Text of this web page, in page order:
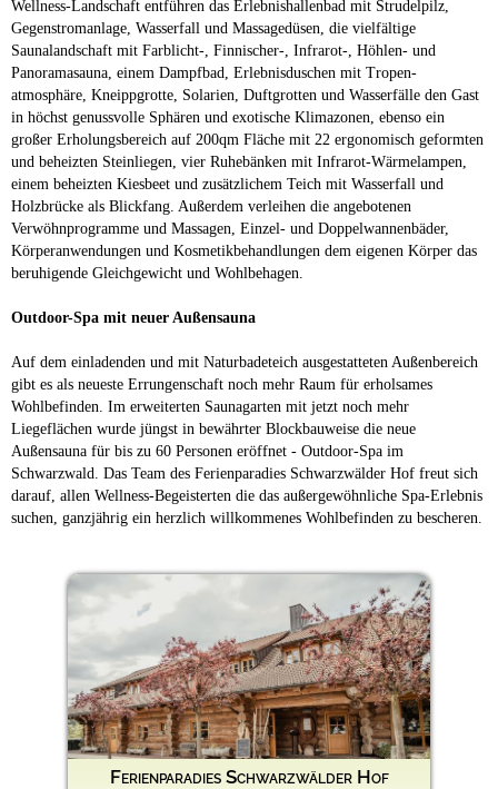
Wellness-Landschaft entführen das Erlebnishallenbad mit Strudelpilz,
Gegenstromanlage, Wasserfall und Massagedüsen, die vielfältige
Saunalandschaft mit Farblicht-, Finnischer-, Infrarot-, Höhlen- und
Panoramasauna, einem Dampfbad, Erlebnisduschen mit Tropen-
atmosphäre, Kneippgrotte, Solarien, Duftgrotten und Wasserfälle den Gast
in höchst genussvolle Sphären und exotische Klimazonen, ebenso ein
großer Erholungsbereich auf 200qm Fläche mit 22 ergonomisch geformten
und beheizten Steinliegen, vier Ruhebänken mit Infrarot-Wärmelampen,
einem beheizten Kiesbeet und zusätzlichem Teich mit Wasserfall und
Holzbrücke als Blickfang. Außerdem verleihen die angebotenen
Verwöhnprogramme und Massagen, Einzel- und Doppelwannenbäder,
Körperanwendungen und Kosmetikbehandlungen dem eigenen Körper das
beruhigende Gleichgewicht und Wohlbehagen.
Outdoor-Spa mit neuer Außensauna
Auf dem einladenden und mit Naturbadeteich ausgestatteten Außenbereich
gibt es als neueste Errungenschaft noch mehr Raum für erholsames
Wohlbefinden. Im erweiterten Saunagarten mit jetzt noch mehr
Liegeflächen wurde jüngst in bewährter Blockbauweise die neue
Außensauna für bis zu 60 Personen eröffnet - Outdoor-Spa im
Schwarzwald. Das Team des Ferienparadies Schwarzwälder Hof freut sich
darauf, allen Wellness-Begeisterten die das außergewöhnliche Spa-Erlebnis
suchen, ganzjährig ein herzlich willkommenes Wohlbefinden zu bescheren.
Ferienparadies Schwarzwälder Hof